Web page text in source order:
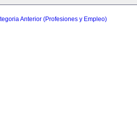
Anterior (Profesiones y Empleo)